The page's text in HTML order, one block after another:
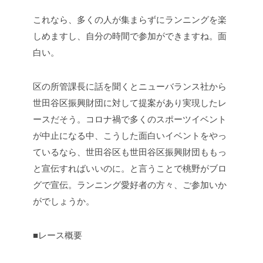
これなら、多くの人が集まらずにランニングを楽
しめますし、自分の時間で参加ができますね。面
白い。
区の所管課長に話を聞くとニューバランス社から
世田谷区振興財団に対して提案があり実現したレ
ースだそう。コロナ禍で多くのスポーツイベント
が中止になる中、こうした面白いイベントをやっ
ているなら、世田谷区も世田谷区振興財団ももっ
と宣伝すればいいのに。と言うことで桃野がブロ
グで宣伝。ランニング愛好者の方々、ご参加いか
がでしょうか。
■レース概要